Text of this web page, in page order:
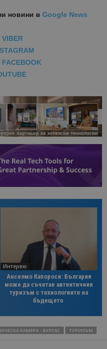
новини в Google News
VIBER
FACEBOOK
Интервю
Анселмо Капороси: България
може да съчетае автентичния
туризъм с технологиите на
бъдещето
КАМЕРА - БУРГАС ТУРИЗЪМ